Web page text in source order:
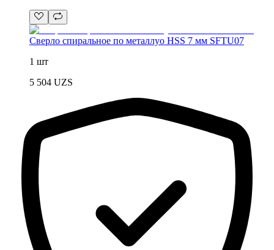
Сверло спиральное по металлуо HSS 7 мм SFTU07
1 шт
5 504 UZS